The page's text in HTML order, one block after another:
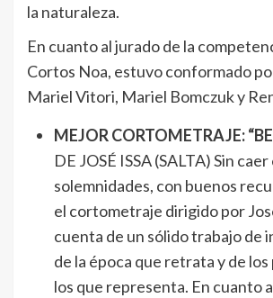
la naturaleza.
En cuanto al jurado de la
Cortos Noa, estuvo conformado
Mariel Vitori, Mariel Bomczuk y
MEJOR CORTOMETRAJE:
DE JOSÉ ISSA (SALTA) Sin caer
solemnidades, con buenos
el cortometraje dirigido por
cuenta de un sólido trabajo de
de la época que retrata y de los
los que representa. En cuanto